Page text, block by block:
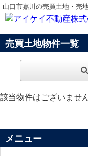
山口市嘉川の売買土地・売
売買土地物件一覧
該当物件はございません
メニュー